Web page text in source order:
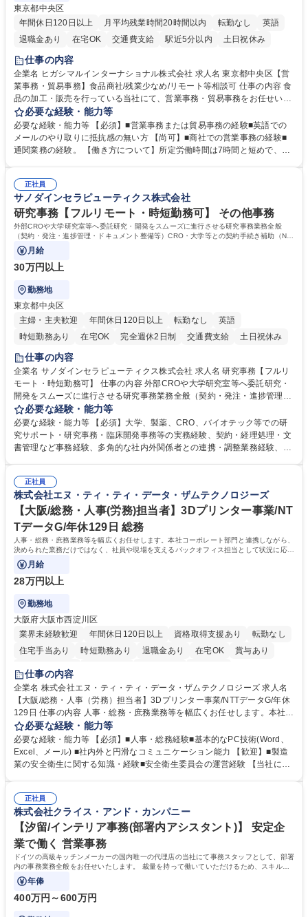
東京都中央区
年間休日120日以上
月平均残業時間20時間以内 転勤なし
英語
退職金あり
在宅OK 交通費支給 駅近5分以内 土日祝休み
仕事の内容
企業名 ヒガシマルインターナショナル株式会社 求人名 東京都中央区【営
業事務・貿易事務】食品商社/残業少なめ/リモート等相談可 仕事の内容 食
品の加工・販売を行っている当社にて、営業事務・貿易事務をお任せいた
します。営業社員のサポートポジションとして、受発注から海外工場との
調整まで幅広く対応し、当社事業の根幹を支えていただきます。 ■受発注
業務、請求書発行 ■海外工場とのスケジュール調整 ■在庫管理 ■輸入書類
の確認・作成 ■配送手配 ■通関業者を通して行う輸出入業全般 ■倉庫との
ルプロデュースしているため、商品に関わる全ての業務をサポート頂きま
す。 募集職種 東京都中央区【営業事務・貿易事務】食品商社/残業少なめ/
リモート等相談可
必要な経験・能力等
必要な経験・能力等 【必須】■営業事務または貿易事務の経験■英語での
メールのやり取りに抵抗感の無い方 【尚可】■商社での営業事務の経験■
通関業務の経験。 【働き方について】所定労働時間は7時間と短めで、残
の強み】1991年の設立以来、外食産業を中心としたお客様の多様なニー
ズに沿った冷凍水産物等の生産・輸入・販売を一貫して手掛けています。
自社工場と海外拠点の強固な連携によるワンストップサービスが最大の強
みです。 学歴・資格 学歴：大学院 大学 語学力：英語 資格：
正社員
サノダインセラピューティクス株式会社
研究事務【フルリモート・時短勤務可】 その他事務
外部CROや大学研究室等へ委託研究・開発をスムーズに進行させる研究事務業務全般
（契約・発注・進捗管理・ドキュメント整備等）CRO・大学等との契約手続き補助（ND
A・委託・共同研究契約等の進行・記録管理）
月給
30万円以上
勤務地
東京都中央区
主婦・主夫歓迎
年間休日120日以上 転勤なし
英語
時短勤務あり
在宅OK 完全週休2日制 交通費支給 土日祝休み
仕事の内容
企業名 サノダインセラピューティクス株式会社 求人名 研究事務【フルリ
モート・時短勤務可】 仕事の内容 外部CROや大学研究室等へ委託研究・
開発をスムーズに進行させる研究事務業務全般（契約・発注・進捗管理・
ドキュメント整備等）CRO・大学等との契約手続き補助（NDA・委託・
共同研究契約等の進行・記録管理） ■見積取得、発注、検収、請求処理等
の事務手続き ■委託先との定例会議の調整・アジェンダ準備・議事録作成
■研究報告書、試験関連資料、SOP等の整備・版管理・保管 ■研究開発の
他研究開発に関わる総務・庶務 募集職種 研究事務【フルリモート・時短
勤務可】
必要な経験・能力等
必要な経験・能力等 【必須】大学、製薬、CRO、バイオテック等での研
究サポート・研究事務・臨床開発事務等の実務経験、契約・経理処理・文
書管理など事務経験、多角的な社内外関係者との連携・調整業務経験、基
ル対応力 【働き方について】フルリモートやハイブリッド勤務、時短勤務
など個々のライフスタイルに応じた柔軟な働き方が可能です。育児や介護
との両立も応援します。 学歴・資格 学歴：大学院 大学 語学力： 資格：
正社員
株式会社エヌ・ティ・ティ・データ・ザムテクノロジーズ
【大阪/総務・人事(労務)担当者】3Dプリンター事業/NT
TデータG/年休129日 総務
人事・総務・庶務業務等を幅広くお任せします。本社コーポレート部門と連携しながら、
決められた業務だけではなく、社員や現場を支えるバックオフィス担当として状況に応じ
て柔軟に対応いただくことを期待します。
月給
28万円以上
勤務地
大阪府大阪市西淀川区
業界未経験歓迎
年間休日120日以上 資格取得支援あり
転勤なし
住宅手当あり
時短勤務あり 退職金あり 在宅OK
賞与あり
完全週休2日制
仕事の内容
企業名 株式会社エヌ・ティ・ティ・データ・ザムテクノロジーズ 求人名
【大阪/総務・人事（労務）担当者】3Dプリンター事業/NTTデータG/年休
129日 仕事の内容 人事・総務・庶務業務等を幅広くお任せします。本社コ
ーポレート部門と連携しながら、決められた業務だけではなく、社員や現
場を支えるバックオフィス担当として状況に応じて柔軟に対応いただくこ
とを期待します。 【詳細】■入退社手続き、社員情報管理■入社時オリエ
ンテーションの実施■勤怠・各種申請内容の確認■採用業務のサポート■来
生に関する業務等■健康診断、産業医面談、休職・復職手続き等の労務サ
ポート■社内ルールの運用・各種社内案内■その他、拠点運営に関わる管理
部門業務 募集職種 【大阪/総務・人事（労務）担当者】3Dプリンター事
業/NTTデータG/年休129日
必要な経験・能力等
必要な経験・能力等 【必須】■人事・総務経験■基本的なPC技術(Word、
Excel、メール) ■社内外と円滑なコミュニケーション能力 【歓迎】■製造
業の安全衛生に関する知識・経験■安全衛生委員会の運営経験 【当社につ
アが磨けます。 ◎NTTデータグループであり福利厚生は充実しているとと
もに、働き方改革も推進しています。 学歴・資格 学歴：大学院 大学 高専
短大 専修学校 語学力： 資格：
正社員
株式会社クライス・アンド・カンパニー
【汐留/インテリア事務(部署内アシスタント)】 安定企
業で働く 営業事務
ドイツの高級キッチンメーカーの国内唯一の代理店の当社にて事務スタッフとして、部署
内の事務業務全般をお任せいたします。 裁量を持って働いていただけるため、スキルア
ップも可能です。
年俸
400万円～600万円